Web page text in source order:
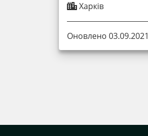
Харків
Оновлено 03.09.2021